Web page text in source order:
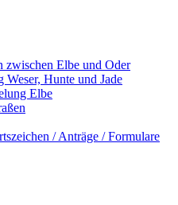
zwischen Elbe und Oder
Weser, Hunte und Jade
Elbe
/ Anträge / Formulare